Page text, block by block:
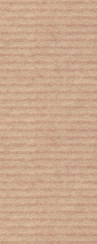
σε
εργάζονται